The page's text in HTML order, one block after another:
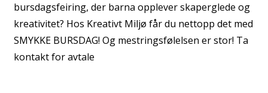
bursdagsfeiring, der barna opplever skaperglede og
kreativitet? Hos Kreativt Miljø får du nettopp det med
SMYKKE BURSDAG! Og mestringsfølelsen er stor! Ta
kontakt for avtale